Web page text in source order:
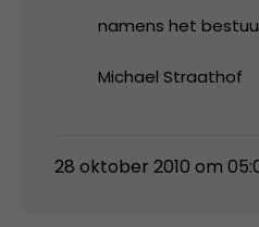
namens het
Michael Straathof
28 oktober 2010 om